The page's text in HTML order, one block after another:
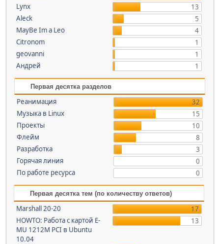
Lynx
13
Aleck
5
MayBe Im a Leo
4
Citronom
1
geovanni
1
Андрей
1
Первая десятка разделов
Реанимация
32
Музыка в Linux
15
Проекты
10
Флейм
8
Разработка
3
Горячая линия
0
По работе ресурса
0
Первая десятка тем (по количеству ответов)
Marshall 20-20
17
HOWTO: Работа с картой E-
MU 1212M PCI в Ubuntu
10.04
13